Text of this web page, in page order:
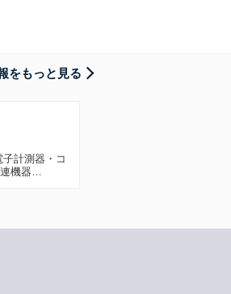
計測器・コ
機器…
をもっと見る